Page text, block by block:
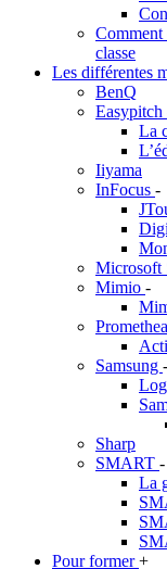
Comment
classe
Les différentes
BenQ
Easypitch
La
Iiyama
InFocus -
Microsoft
Mimio -
Samsung -
Sharp
SMART -
La
Pour former+